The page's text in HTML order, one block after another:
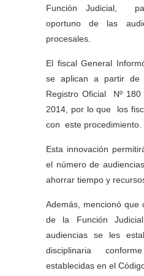
Función Judicial,
oportuno de las
procesales.
El fiscal General
se aplican a partir de
Registro Oficial Nº
2014, por lo que los
con este procedimiento.
Esta innovación
el número de
ahorrar tiempo y
Además, mencionó que
de la Función
audiencias se les
disciplinaria
establecidas en el